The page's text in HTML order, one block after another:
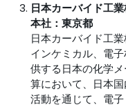
日本カーバイド工
本社：東京都
日本カーバイド工
インケミカル、電
供する日本の化学
算において、日本
活動を通じて、電